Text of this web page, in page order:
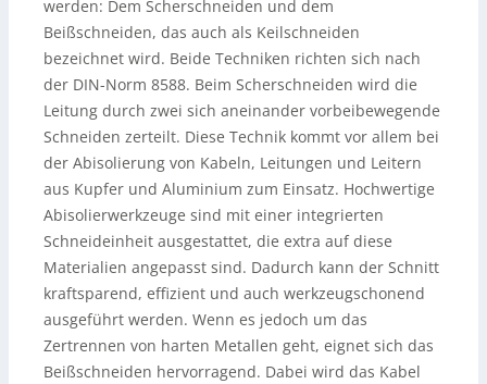
werden: Dem Scherschneiden und dem
Beißschneiden, das auch als Keilschneiden
bezeichnet wird. Beide Techniken richten sich nach
der DIN-Norm 8588. Beim Scherschneiden wird die
Leitung durch zwei sich aneinander vorbeibewegende
Schneiden zerteilt. Diese Technik kommt vor allem bei
der Abisolierung von Kabeln, Leitungen und Leitern
aus Kupfer und Aluminium zum Einsatz. Hochwertige
Abisolierwerkzeuge sind mit einer integrierten
Schneideinheit ausgestattet, die extra auf diese
Materialien angepasst sind. Dadurch kann der Schnitt
kraftsparend, effizient und auch werkzeugschonend
ausgeführt werden. Wenn es jedoch um das
Zertrennen von harten Metallen geht, eignet sich das
Beißschneiden hervorragend. Dabei wird das Kabel